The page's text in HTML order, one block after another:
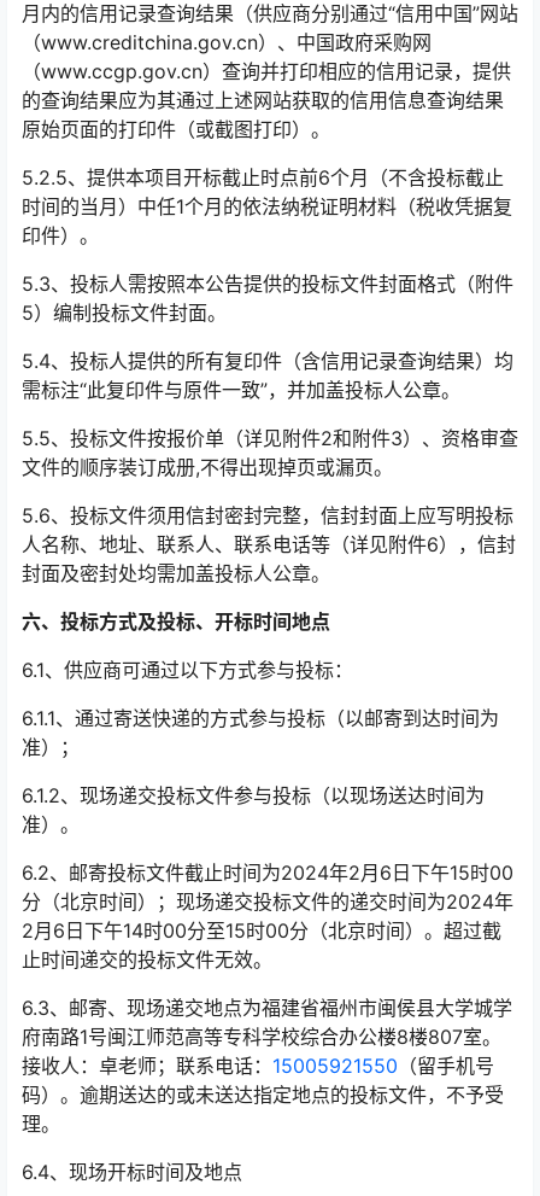
月内的信用记录查询结果（供应商分别通过“信用中国”网站
（www.creditchina.gov.cn）、中国政府采购网
（www.ccgp.gov.cn）查询并打印相应的信用记录，提供
的查询结果应为其通过上述网站获取的信用信息查询结果
原始页面的打印件（或截图打印）。
5.2.5、提供本项目开标截止时点前6个月（不含投标截止
时间的当月）中任1个月的依法纳税证明材料（税收凭据复
印件）。
5.3、投标人需按照本公告提供的投标文件封面格式（附件
5）编制投标文件封面。
5.4、投标人提供的所有复印件（含信用记录查询结果）均
需标注“此复印件与原件一致”，并加盖投标人公章。
5.5、投标文件按报价单（详见附件2和附件3）、资格审查
文件的顺序装订成册,不得出现掉页或漏页。
5.6、投标文件须用信封密封完整，信封封面上应写明投标
人名称、地址、联系人、联系电话等（详见附件6），信封
封面及密封处均需加盖投标人公章。
六、投标方式及投标、开标时间地点
6.1、供应商可通过以下方式参与投标：
6.1.1、通过寄送快递的方式参与投标（以邮寄到达时间为
准）；
6.1.2、现场递交投标文件参与投标（以现场送达时间为
准）。
6.2、邮寄投标文件截止时间为2024年2月 6 日下午15时00
分（北京时间）；现场递交投标文件的递交时间为2024年
2月 6 日下午14时00分至15时00分（北京时间）。超过截
止时间递交的投标文件无效。
6.3、邮寄、现场递交地点为福建省福州市闽侯县大学城学
府南路1号闽江师范高等专科学校综合办公楼8楼807室。
接收人：卓老师；联系电话： 15005921550 （留手机号
码）。逾期送达的或未送达指定地点的投标文件，不予受
理。
6.4、现场开标时间及地点